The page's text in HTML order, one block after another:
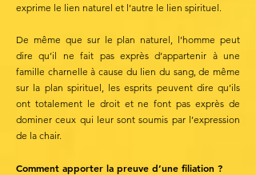
exprime le lien naturel et l’autre le lien spirituel.
De même que sur le plan naturel, l’homme peut
dire qu’il ne fait pas exprès d’appartenir à une
famille charnelle à cause du lien du sang, de même
sur la plan spirituel, les esprits peuvent dire qu’ils
ont totalement le droit et ne font pas exprès de
dominer ceux qui leur sont soumis par l’expression
de la chair.
Comment apporter la preuve d’une filiation ?